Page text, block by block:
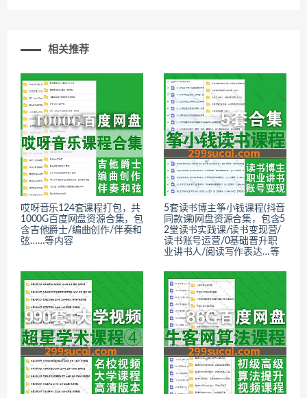
相关推荐
哎呀音乐124套课程打包，共
1000G百度网盘资源合集，包
含吉他爵士/编曲创作/伴奏和
弦……等内容
5套读书博主筝小钱课程(抖音
同款课)网盘资源合集，包含5
2堂读书实践课/读书变现营/
读书账号运营/0基础晋升职
业讲书人/阅读写作表达…等